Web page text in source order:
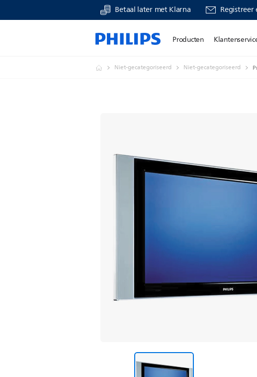
Betaal later met Klarna
Producten
Niet-gecategoriseerd Niet-gecategoriseerd